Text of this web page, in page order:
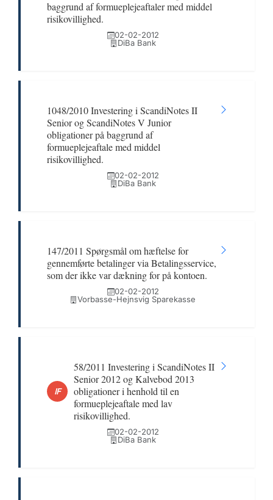
baggrund af formueplejeaftaler med middel
risikovillighed.
02-02-2012
DiBa Bank
1048/2010 Investering i ScandiNotes II
Senior og ScandiNotes V Junior
obligationer på baggrund af
formueplejeaftale med middel
risikovillighed.
02-02-2012
DiBa Bank
147/2011 Spørgsmål om hæftelse for
gennemførte betalinger via Betalingsservice,
som der ikke var dækning for på kontoen.
02-02-2012
Vorbasse-Hejnsvig Sparekasse
IF
58/2011 Investering i ScandiNotes II
Senior 2012 og Kalvebod 2013
obligationer i henhold til en
formueplejeaftale med lav
risikovillighed.
02-02-2012
DiBa Bank